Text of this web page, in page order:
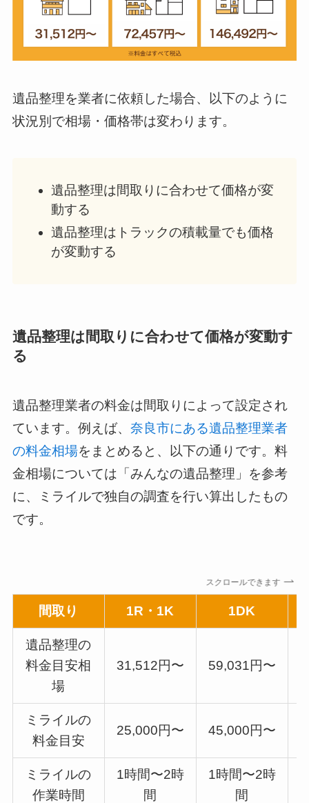
遺品整理を業者に依頼した場合、以下のように
状況別で相場・価格帯は変わります。
遺品整理は間取りに合わせて価格が変
動する
遺品整理はトラックの積載量でも価格
が変動する
遺品整理は間取りに合わせて価格が変動す
る
遺品整理業者の料金は間取りによって設定され
ています。例えば、 奈良市にある遺品整理業者
の料金相場をまとめると、以下の通りです。料
金相場については「みんなの遺品整理」を参考
に、ミライルで独自の調査を行い算出したもの
です。
スクロールできます
間取り 1R・1K 1DK
遺品整理の
料金目安相
場
31,512円〜 59,031円〜
ミライルの
料金目安
25,000円〜 45,000円〜
ミライルの
作業時間
1時間〜2時
間
1時間〜2時
間